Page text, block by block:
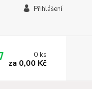
Přihlášení
0ks
za 0,00 Kč